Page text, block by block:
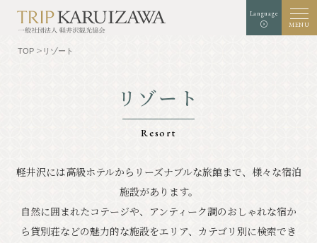
Language
MENU
黒 青
文字
サイズ
軽井沢を知る
グルメ
体験・アート
TOP リゾート
リゾート
Resort
軽井沢には高級ホテルからリーズナブルな旅館まで、様々な宿泊
施設があります。
自然に囲まれたコテージや、アンティーク調のおしゃれな宿か
ら貸別荘などの魅力的な施設をエリア、カテゴリ別に検索でき